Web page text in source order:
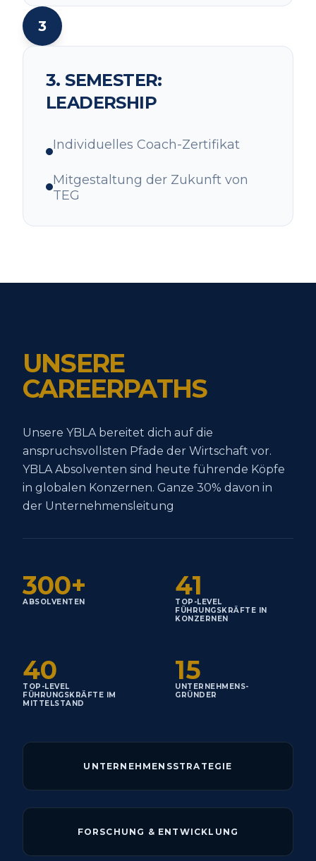
3
3. SEMESTER:
LEADERSHIP
Individuelles Coach-Zertifikat
Mitgestaltung der Zukunft von
TEG
UNSERE
CAREERPATHS
Unsere YBLA bereitet dich auf die
anspruchsvollsten Pfade der Wirtschaft vor.
YBLA Absolventen sind heute führende Köpfe
in globalen Konzernen. Ganze 30% davon in
der Unternehmensleitung
300+
ABSOLVENTEN
41
TOP-LEVEL
FÜHRUNGSKRÄFTE IN
KONZERNEN
40
TOP-LEVEL
FÜHRUNGSKRÄFTE IM
MITTELSTAND
15
UNTERNEHMENS-
GRÜNDER
UNTERNEHMENSSTRATEGIE
FORSCHUNG & ENTWICKLUNG